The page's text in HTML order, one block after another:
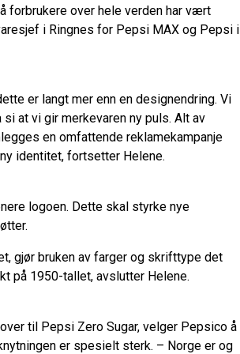
forbrukere over hele verden har vært
i Ringnes for Pepsi MAX og Pepsi i
er langt mer enn en designendring. Vi
at vi gir merkevaren ny puls. Alt av
en omfattende reklamekampanje
identitet, fortsetter Helene.
logoen. Dette skal styrke nye
gjør bruken av farger og skrifttype det
på 1950-tallet, avslutter Helene.
til Pepsi Zero Sugar, velger Pepsico å
er spesielt sterk. – Norge er og